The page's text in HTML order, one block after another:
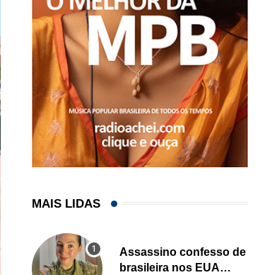
MAIS LIDAS
Assassino confesso de
brasileira nos EUA